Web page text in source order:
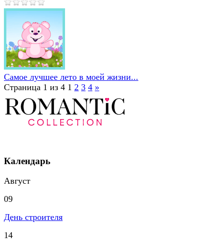
Самое лучшее лето в моей жизни...
Страница 1 из 4 1 2 3 4 »
Календарь
Август
09
День строителя
14